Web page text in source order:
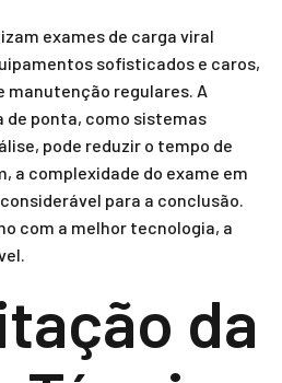
exames de carga viral
sofisticados e caros,
manutenção regulares. A
ponta, como sistemas
pode reduzir o tempo de
a complexidade do exame em
para a conclusão.
com a melhor tecnologia, a
da